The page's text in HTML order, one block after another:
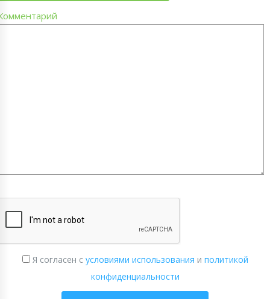
Я согласен с условиями использования и политикой
конфиденциальности